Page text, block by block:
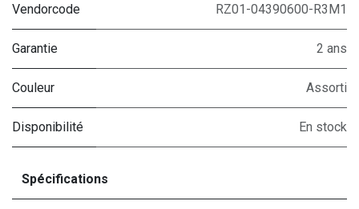
Vendorcode RZ01-04390600-R3M1
Garantie 2 ans
Couleur Assorti
Disponibilité En stock
Spécifications